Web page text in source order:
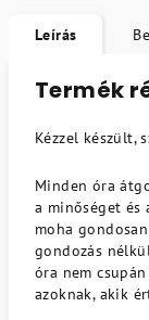
Leírás
Termék
Kézzel készült,
Minden óra
a minőséget és
moha
gondozás
óra nem
azoknak, akik